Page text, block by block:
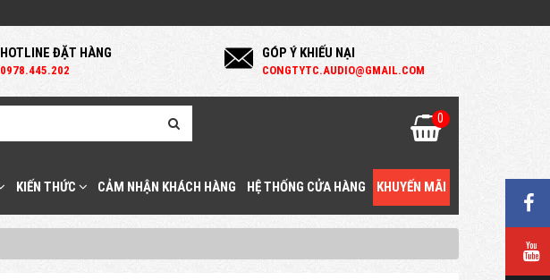
HOTLINE ĐẶT HÀNG
0978.445.202
GÓP Ý KHIẾU NẠI
CONGTYTC.AUDIO@GMAIL.COM
0
KIẾN THỨC CẢM NHẬN KHÁCH HÀNG HỆ THỐNG CỬA HÀNG KHUYẾN MÃI